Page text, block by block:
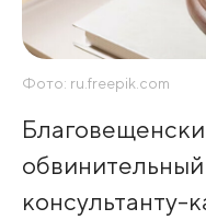
Фото: ru.freepik.com
консультанту-